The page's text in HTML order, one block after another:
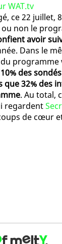
WAT.tv
ce 22 juillet,
non le
avoir
Dans le
programme
des
que 32% des
. Au total,
regardent
de cœur